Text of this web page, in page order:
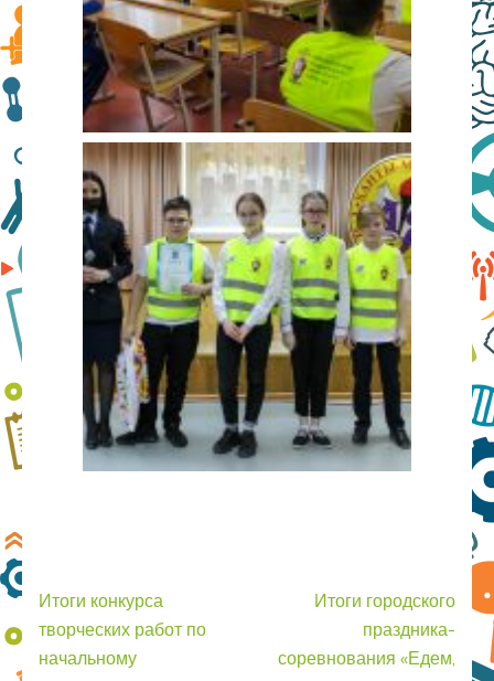
Итоги конкурса
творческих работ по
начальному
Итоги городского
праздника-
соревнования «Едем,